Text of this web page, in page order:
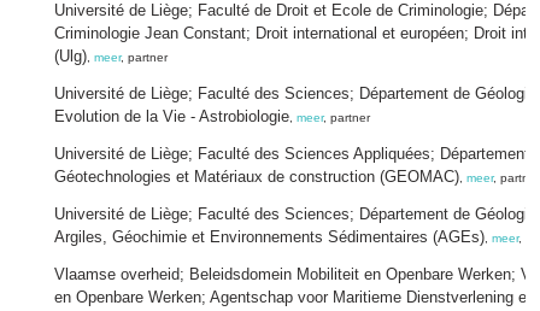
Université de Liège; Faculté de Droit et Ecole de Criminologie;
Criminologie Jean Constant; Droit international et européen; Droit
(Ulg) meer, partner
Université de Liège; Faculté des Sciences; Département de
Evolution de la Vie - Astrobiologie meer, partner
Université de Liège; Faculté des Sciences Appliquées; Département
Géotechnologies et Matériaux de construction (GEOMAC) meer, partner
Université de Liège; Faculté des Sciences; Département de
Argiles, Géochimie et Environnements Sédimentaires (AGEs) meer,
Vlaamse overheid; Beleidsdomein Mobiliteit en Openbare Werken;
en Openbare Werken; Agentschap voor Maritieme Dienstverlening